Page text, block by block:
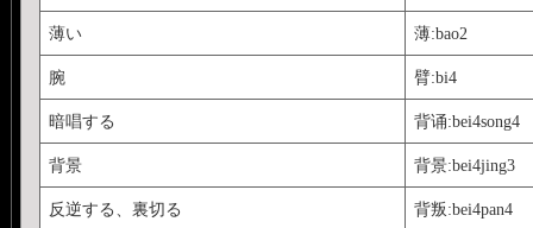
薄い 薄:bao2
腕 臂:bi4
暗唱する 背诵:bei4song4
背景 背景:bei4jing3
反逆する、裏切る 背叛:bei4pan4